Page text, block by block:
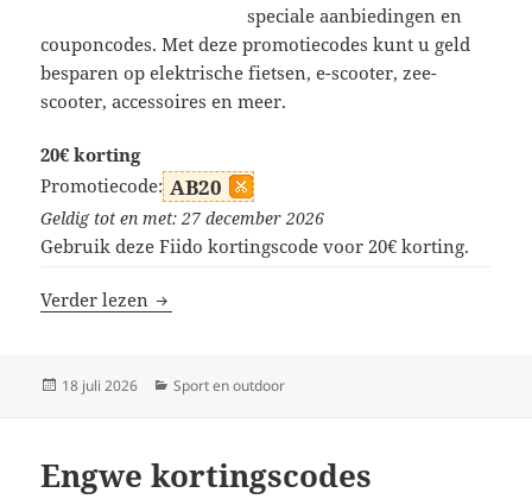
speciale aanbiedingen en
couponcodes. Met deze promotiecodes kunt u geld
besparen op elektrische fietsen, e-scooter, zee-
scooter, accessoires en meer.
20€ korting
Promotiecode: AB20
Geldig tot en met: 27 december 2026
Gebruik deze Fiido kortingscode voor 20€ korting.
Verder lezen Fiido kortingscodes
Geplaatst
18 juli 2026 Categorieën
Sport en outdoor
Engwe kortingscodes